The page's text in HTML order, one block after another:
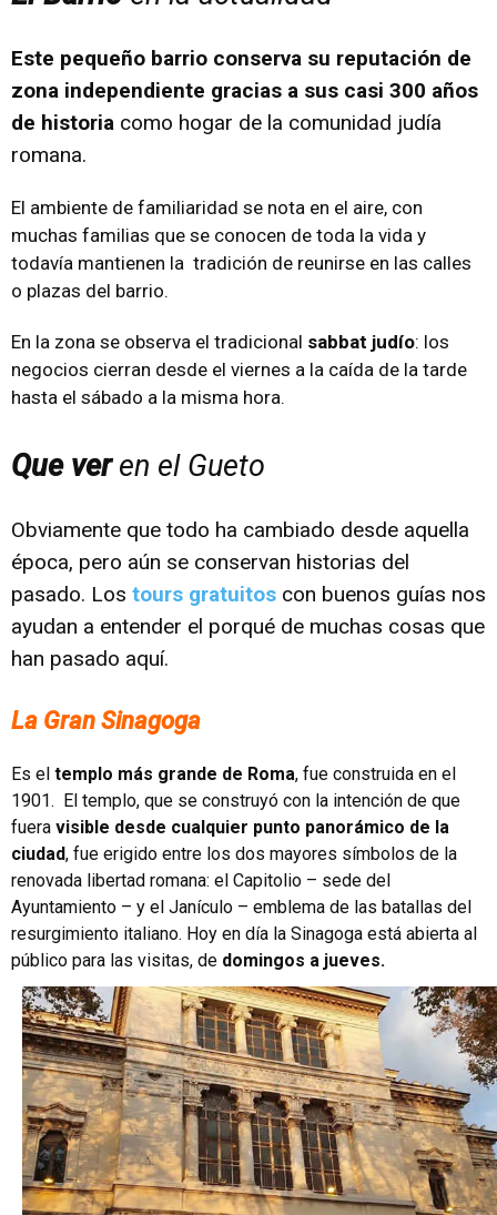
Este pequeño barrio conserva su reputación de
zona independiente gracias a sus casi 300 años
de historia como hogar de la comunidad judía
romana.
El ambiente de familiaridad se nota en el aire, con
muchas familias que se conocen de toda la vida y
todavía mantienen la tradición de reunirse en las calles
o plazas del barrio.
En la zona se observa el tradicional sabbat judío: los
negocios cierran desde el viernes a la caída de la tarde
hasta el sábado a la misma hora.
Que veren el Gueto
Obviamente que todo ha cambiado desde aquella
época, pero aún se conservan historias del
pasado. Los tours gratuitos con buenos guías nos
ayudan a entender el porqué de muchas cosas que
han pasado aquí.
La Gran Sinagoga
Es el templo más grande de Roma, fue construida en el
1901. El templo, que se construyó con la intención de que
fuera visible desde cualquier punto panorámico de la
ciudad, fue erigido entre los dos mayores símbolos de la
renovada libertad romana: el Capitolio – sede del
Ayuntamiento – y el Janículo – emblema de las batallas del
resurgimiento italiano. Hoy en día la Sinagoga está abierta al
público para las visitas, de domingos a jueves.